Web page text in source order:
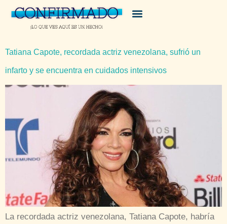
Tatiana Capote, recordada actriz venezolana, sufrió un
infarto y se encuentra en cuidados intensivos
La recordada actriz venezolana, Tatiana Capote, habría